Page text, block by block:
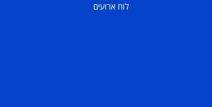
לוח ארועים